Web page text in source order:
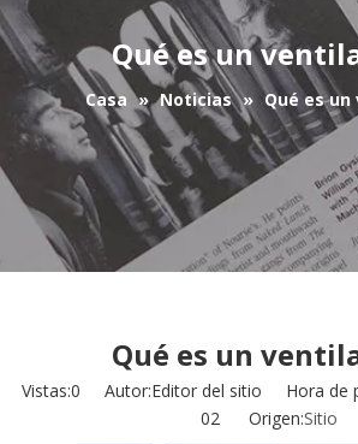
Qué es un
Casa » Noticias » Qué es
Qué es un
Vistas:0 Autor:Editor del sitio Hora de
02 Origen:Sitio